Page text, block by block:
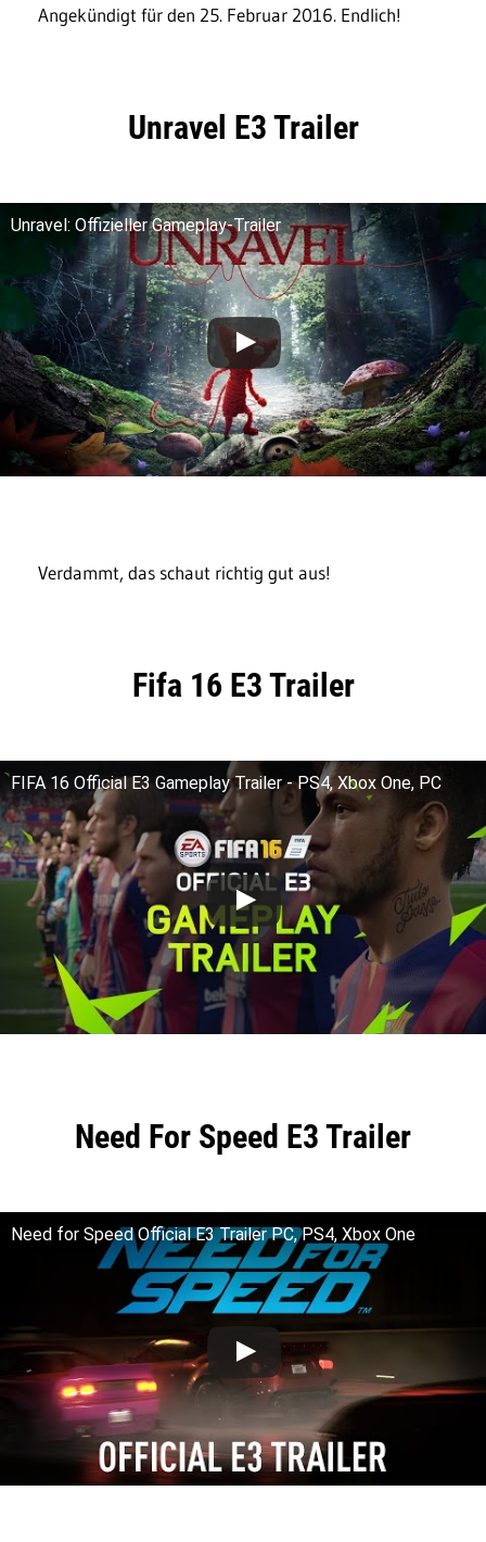
Angekündigt für den 25. Februar 2016. Endlich!
Unravel E3 Trailer
Unravel: Offizieller Gameplay-Trailer
Verdammt, das schaut richtig gut aus!
Fifa 16 E3 Trailer
FIFA 16 Official E3 Gameplay Trailer - PS4, Xbox One, PC
Need For Speed E3 Trailer
Need for Speed Official E3 Trailer PC, PS4, Xbox One